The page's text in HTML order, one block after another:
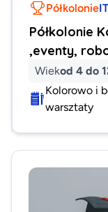
Półkolonie
Półkolonie
,eventy,
Wiekod 4 do
Kolorowo i
warsztaty